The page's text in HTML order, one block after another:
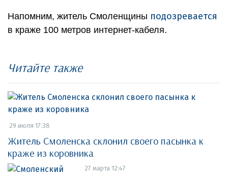
Напомним, житель Смоленщины подозревается
в краже 100 метров интернет-кабеля.
Читайте также
29 июля 17:38
Житель Смоленска склонил своего пасынка к
краже из коровника
27 марта 12:47